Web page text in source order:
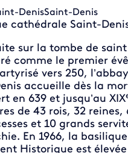
DenisSaint-Denis
cathédrale Saint-
sur la tombe de saint
comme le premier
vers 250,
accueille dès la
en 639 et jusqu’au XIX
de 43 rois, 32 reines,
et 10 grands
En 1966, la
Historique est